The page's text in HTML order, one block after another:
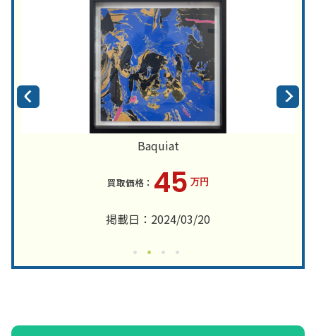
Baquiat
45 万円
掲載日：2024/03/20